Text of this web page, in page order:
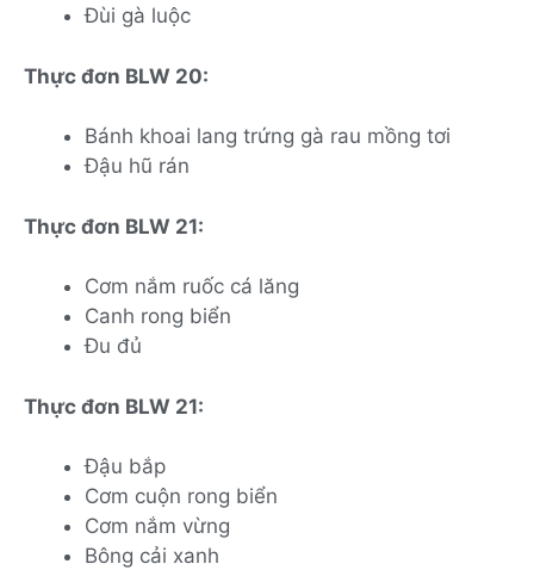
Đùi gà luộc
Thực đơn BLW 20:
Bánh khoai lang trứng gà rau mồng tơi
Đậu hũ rán
Thực đơn BLW 21:
Cơm nắm ruốc cá lăng
Canh rong biển
Đu đủ
Thực đơn BLW 21:
Đậu bắp
Cơm cuộn rong biển
Cơm nắm vừng
Bông cải xanh